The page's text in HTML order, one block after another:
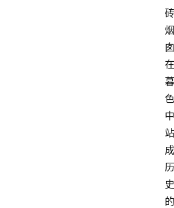
砖
烟
囱
在
暮
色
中
站
成
历
史
的